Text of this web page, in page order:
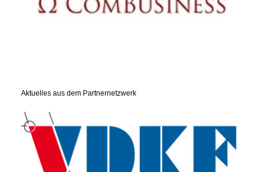
Aktuelles aus dem Partnernetzwerk